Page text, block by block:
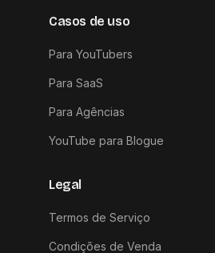
Casos de uso
Para YouTubers
Para SaaS
Para Agências
YouTube para Blogue
Legal
Termos de Serviço
Condições de Venda